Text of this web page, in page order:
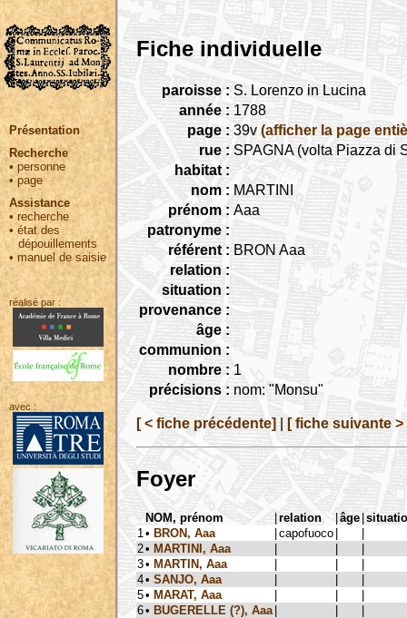
Présentation
Recherche
• personne
•page
Assistance
• recherche
•état des
dépouillements
•manuel de saisie
réalisé par :
avec :
Fiche individuelle
paroisse : S. Lorenzo in Lucina
année : 1788
page : 39v (afficher la page
rue : SPAGNA (volta Piazza di
habitat :
nom : MARTINI
prénom : Aaa
patronyme :
référent : BRON Aaa
relation :
situation :
provenance :
âge :
communion :
nombre : 1
précisions : nom: "Monsu"
[ < fiche précédente] [ fiche suivante >
Foyer
NOM, prénom |relation |âge |
1 • BRON, Aaa |capofuoco |
|
2• MARTINI, Aaa | |
|
3• MARTIN, Aaa | |
|
4• SANJO, Aaa | |
|
5• MARAT, Aaa | |
|
6• BUGERELLE (?), Aaa | | |